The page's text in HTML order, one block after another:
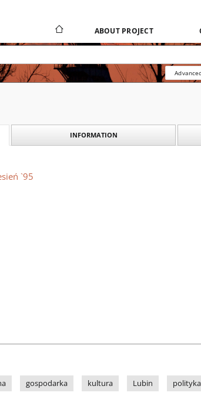
ABOUT PROJECT
INFORMATION
`95
gospodarka kultura Lubin polityka